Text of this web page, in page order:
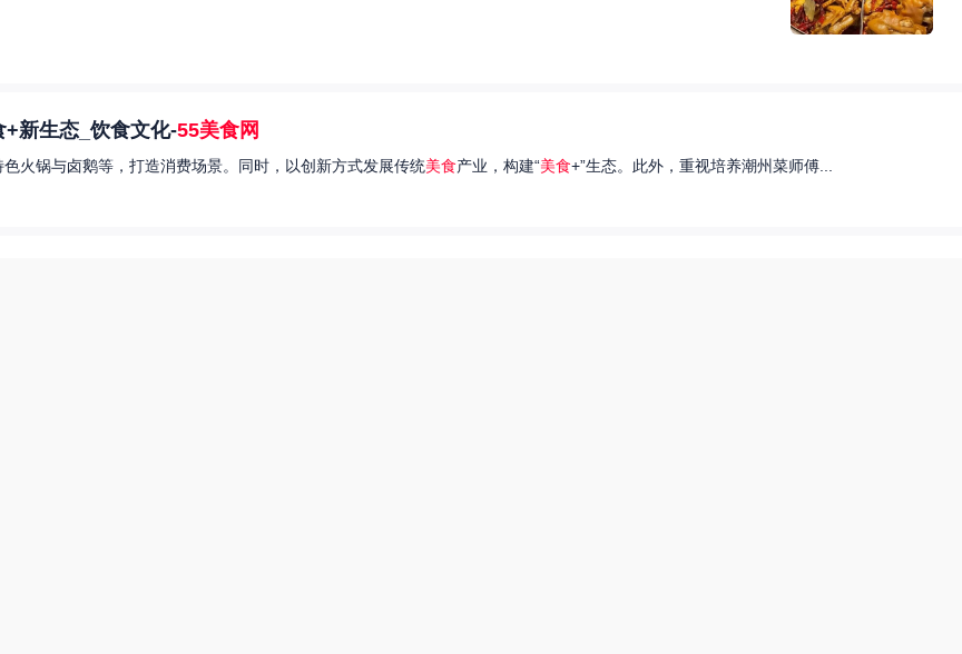
新生态_饮食文化-55美食网
火锅与卤鹅等，打造消费场景。同时，以创新方式发展传统美食产业，构建“美食+”生态。此外，重视培养潮州菜师傅...